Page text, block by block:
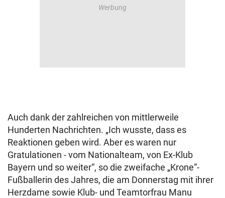
Auch dank der zahlreichen von mittlerweile
Hunderten Nachrichten. „Ich wusste, dass es
Reaktionen geben wird. Aber es waren nur
Gratulationen - vom Nationalteam, von Ex-Klub
Bayern und so weiter“, so die zweifache „Krone“-
Fußballerin des Jahres, die am Donnerstag mit ihrer
Herzdame sowie Klub- und Teamtorfrau Manu